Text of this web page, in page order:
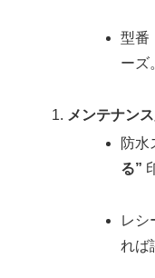
型番
ーズ
メンテナン
防水
る”
レシ
れば